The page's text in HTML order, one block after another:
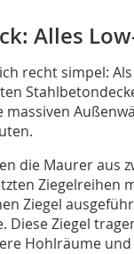
Alles
recht simpel:
die Maurer aus
Ziegelreihen
Ziegel
Diese Ziegel
Hohlräume